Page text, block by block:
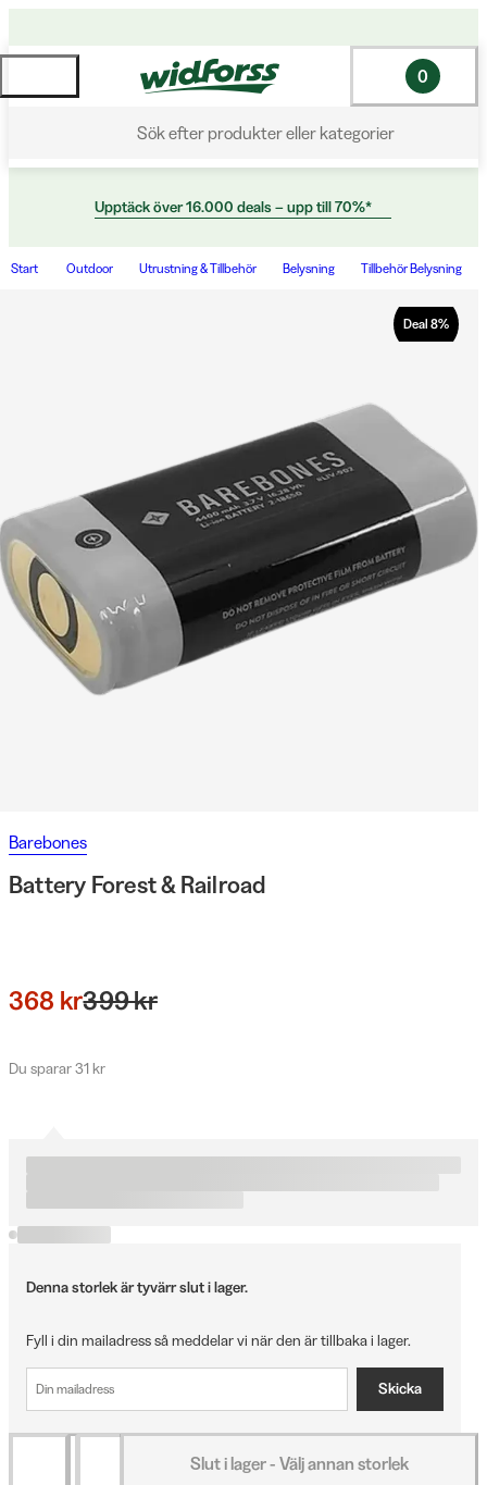
Sök efter produkter eller kategorier
0
Upptäck över 16.000 deals – upp till 70%*
Start Outdoor Utrustning & Tillbehör Belysning Tillbehör Belysning
Deal 8%
Barebones
Battery Forest & Railroad
368 kr399 kr
Du sparar 31 kr
Denna storlek är tyvärr slut i lager.
Fyll i din mailadress så meddelar vi när den är tillbaka i lager.
Skicka
Slut i lager - Välj annan storlek